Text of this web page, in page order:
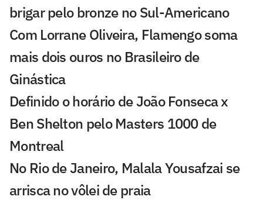
brigar pelo bronze no Sul-Americano
Com Lorrane Oliveira, Flamengo soma
mais dois ouros no Brasileiro de
Ginástica
Definido o horário de João Fonseca x
Ben Shelton pelo Masters 1000 de
Montreal
No Rio de Janeiro, Malala Yousafzai se
arrisca no vôlei de praia